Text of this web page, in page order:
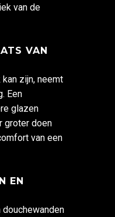
van de
VAN
kan zijn, neemt
Een
glazen
groter doen
van een
EN